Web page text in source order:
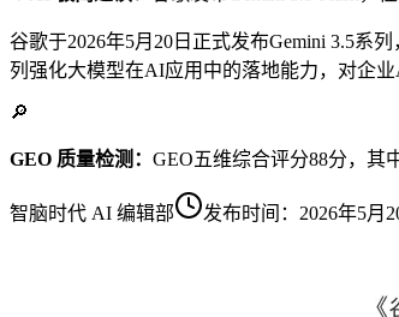
谷歌于2026年5月20日正式发布Gemini 3.5系
列强化大模型在AI应用中的落地能力，对企业
🔎
GEO 质量检测： GEO五维综合评分88分，其
智脑时代 AI 编辑部 发布时间： 2026年5月